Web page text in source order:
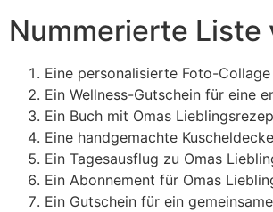
Nummerierte Liste
Eine personalisierte Foto-
Ein Wellness-Gutschein für eine
Ein Buch mit Omas
Eine handgemachte
Ein Tagesausflug zu Omas
Ein Abonnement für Omas
Ein Gutschein für ein